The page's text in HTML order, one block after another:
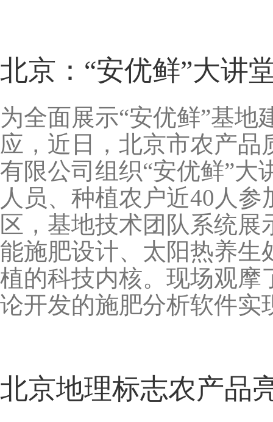
北京：“安优鲜”大讲
为全面展示“安优鲜”基地
应，近日，北京市农产
有限公司组织“安优鲜”
人员、种植农户近40人
区，基地技术团队系统
能施肥设计、太阳热养生
植的科技内核。现场观摩
论开发的施肥分析软件实
北京地理标志农产品